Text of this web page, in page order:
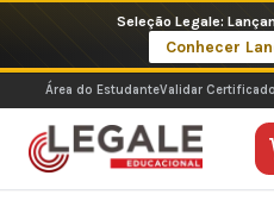
o
conteúdo
Seleção Legale:
Conhecer
Área do EstudanteValidar Certificado